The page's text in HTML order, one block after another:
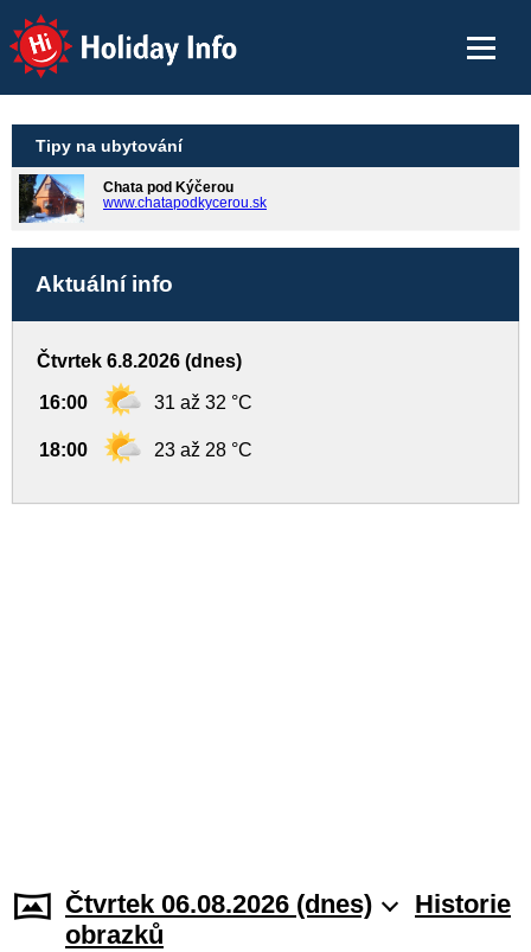
Holiday Info
Tipy na ubytování
Chata pod Kýčerou
www.chatapodkycerou.sk
Aktuální info
Čtvrtek 6.8.2026 (dnes)
16:00 31 až 32 °C
18:00 23 až 28 °C
Čtvrtek 06.08.2026 (dnes)
Historie
obrazků